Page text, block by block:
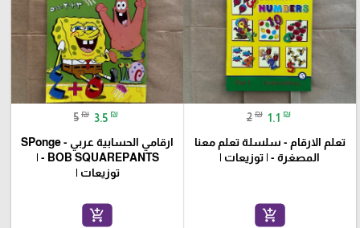
2 ₪ 1.1 ₪
تعلم الارقام - سلسلة تعلم معنا
المصغرة - | توزيعات |
add_shopping_cart
5 ₪ 3.5 ₪
ارقامي الحسابية عربي - SPonge
BOB SQUAREPANTS - |
توزيعات |
add_shopping_cart